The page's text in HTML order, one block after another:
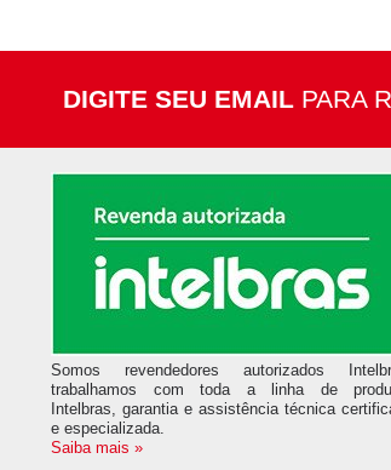
DIGITE SEU EMAIL PARA
Somos revendedores autorizados
trabalhamos com toda a linha de
Intelbras, garantia e assistência técnica
e especializada.
Saiba mais »